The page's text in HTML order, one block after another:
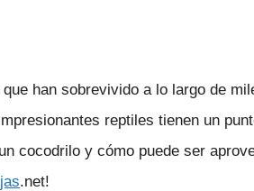
han sobrevivido a lo largo de
reptiles tienen un
cocodrilo y cómo puede ser
.net!